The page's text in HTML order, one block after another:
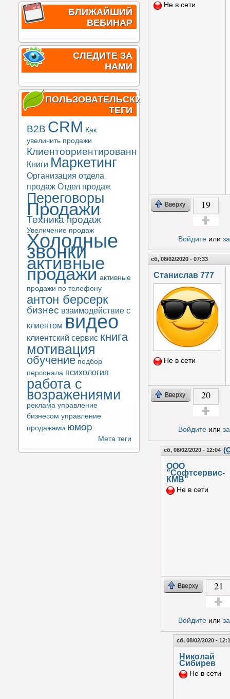
БЛИЖАЙШИЙ
ВЕБИНАР
СЛЕДИТЕ ЗА
НАМИ
ПОЛЬЗОВАТЕЛЬСКИЕ
ТЕГИ
B2B CRM Как
увеличить продажи
Клиентоориентированность
Книги Маркетинг
Организация отдела
продаж Отдел продаж
Переговоры
Продажи
Техника продаж
Увеличение продаж
Холодные
звонки
активные
продажи активные
продажи по телефону
антон берсерк
бизнес взаимодействие с
клиентом видео
клиентский сервис книга
мотивация
обучение подбор
персонала психология
работа с
возражениями
реклама управление
бизнесом управление
продажами юмор
Мета теги
Не в сети
Вверху 19
Войдитеили
сб, 08/02/2020 - 07:33
Станислав 777
Не в сети
Вверху 20
Войдитеили
сб, 08/02/2020 - 12:04
ООО
"Софтсервис-
КМВ"
Не в сети
Вверху 21
Войдитеили
сб, 08/02/2020 -
Николай
Сибирев
Не в сети